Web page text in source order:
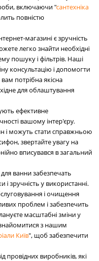
включаючи "сантехніка
повністю
магазині є зручність
легко знайти необхідні
пошуку і фільтрів. Наші
консультацію і допомогти
потрібна якісна
для облаштування
ефективне
вашому інтер'єру.
і можуть стати справжньою
звертайте увагу на
вписувався в загальний
ванни забезпечать
і зручність у використанні.
і очищення
проблем і забезпечить
масштабні зміни у
з нашим
Київ", щоб забезпечити
провідних виробників, які